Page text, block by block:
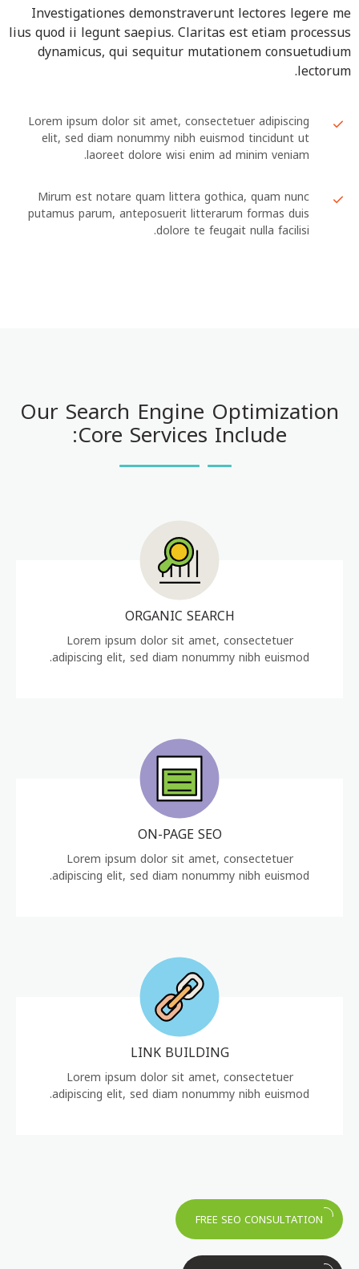
Investigationes demonstraverunt lectores legere me
lius quod ii legunt saepius. Claritas est etiam processus
dynamicus, qui sequitur mutationem consuetudium
lectorum.
Lorem ipsum dolor sit amet, consectetuer adipiscing
elit, sed diam nonummy nibh euismod tincidunt ut
laoreet dolore wisi enim ad minim veniam.
Mirum est notare quam littera gothica, quam nunc
putamus parum, anteposuerit litterarum formas duis
dolore te feugait nulla facilisi.
Our Search Engine Optimization
Core Services Include:
ORGANIC SEARCH
Lorem ipsum dolor sit amet, consectetuer
adipiscing elit, sed diam nonummy nibh euismod.
ON-PAGE SEO
Lorem ipsum dolor sit amet, consectetuer
adipiscing elit, sed diam nonummy nibh euismod.
LINK BUILDING
Lorem ipsum dolor sit amet, consectetuer
adipiscing elit, sed diam nonummy nibh euismod.
FREE SEO CONSULTATION